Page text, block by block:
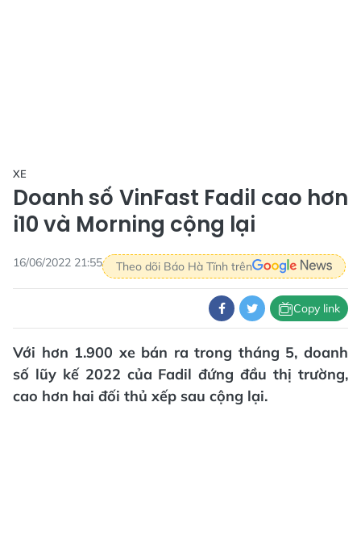
XE
Doanh số VinFast Fadil cao hơn
i10 và Morning cộng lại
16/06/2022 21:55 Theo dõi Báo Hà Tĩnh trên
Copy link
Với hơn 1.900 xe bán ra trong tháng 5, doanh
số lũy kế 2022 của Fadil đứng đầu thị trường,
cao hơn hai đối thủ xếp sau cộng lại.